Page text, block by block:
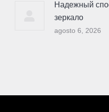
Надежный
зеркало
agosto 6, 2026